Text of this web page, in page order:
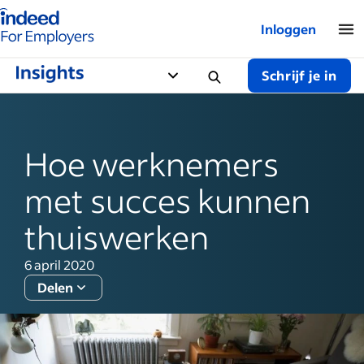
van Indeed - Voor werkgevers
Inloggen
Schrijf je in
Hoe werknemers
met succes kunnen
thuiswerken
6 april 2020
Delen